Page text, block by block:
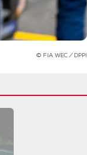
© FIA WEC／DPPI